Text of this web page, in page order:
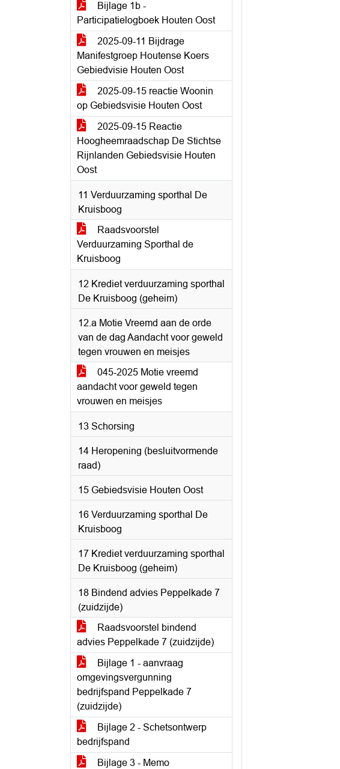
Bijlage 1b -
Participatielogboek Houten Oost
2025-09-11 Bijdrage
Manifestgroep Houtense Koers
Gebiedvisie Houten Oost
2025-09-15 reactie Woonin
op Gebiedsvisie Houten Oost
2025-09-15 Reactie
Hoogheemraadschap De Stichtse
Rijnlanden Gebiedsvisie Houten
Oost
11 Verduurzaming sporthal De
Kruisboog
Raadsvoorstel
Verduurzaming Sporthal de
Kruisboog
12 Krediet verduurzaming sporthal
De Kruisboog (geheim)
12.a Motie Vreemd aan de orde
van de dag Aandacht voor geweld
tegen vrouwen en meisjes
045-2025 Motie vreemd
aandacht voor geweld tegen
vrouwen en meisjes
13 Schorsing
14 Heropening (besluitvormende
raad)
15 Gebiedsvisie Houten Oost
16 Verduurzaming sporthal De
Kruisboog
17 Krediet verduurzaming sporthal
De Kruisboog (geheim)
18 Bindend advies Peppelkade 7
(zuidzijde)
Raadsvoorstel bindend
advies Peppelkade 7 (zuidzijde)
Bijlage 1 - aanvraag
omgevingsvergunning
bedrijfspand Peppelkade 7
(zuidzijde)
Bijlage 2 - Schetsontwerp
bedrijfspand
Bijlage 3 - Memo